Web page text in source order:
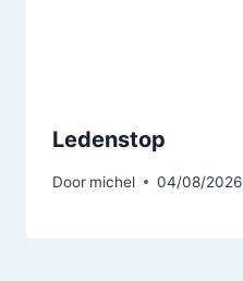
Ledenstop
Door michel 04/08/2026